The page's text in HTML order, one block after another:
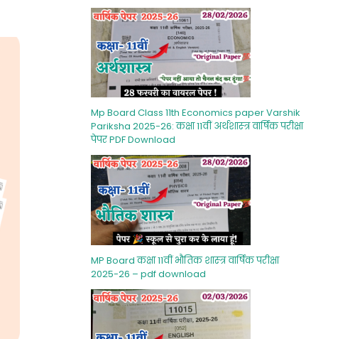
Mp Board Class 11th Economics paper Varshik
Pariksha 2025-26: कक्षा 11वीं अर्थशास्‍त्र वार्षिक परीक्षा
पेपर PDF Download
MP Board कक्षा 11वीं भौतिक शास्‍त्र वार्षिक परीक्षा
2025-26 – pdf download